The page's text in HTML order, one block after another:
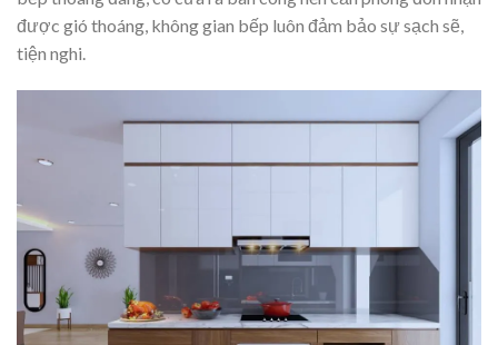
được gió thoáng, không gian bếp luôn đảm bảo sự sạch sẽ,
tiện nghi.